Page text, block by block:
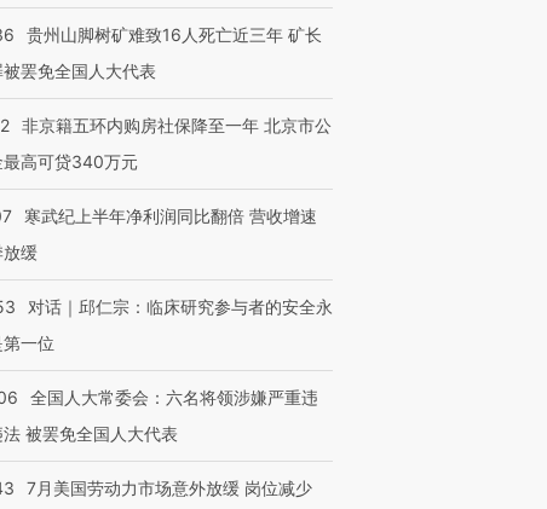
第四届链博
技“链”接产
【特别呈现】寻找100种
有意思的生活方式·第三对
CFO：不靠规模取胜，华
住三大增长引擎是什么？
贵州山脚树矿难致16人死亡近三年 矿长
罢免全国人大代表
非京籍五环内购房社保降至一年 北京市公
最高可贷340万元
寒武纪上半年净利润同比翻倍 营收增速
缓
对话｜邱仁宗：临床研究参与者的安全永
一位
全国人大常委会：六名将领涉嫌严重违
被罢免全国人大代表
7月美国劳动力市场意外放缓 岗位减少